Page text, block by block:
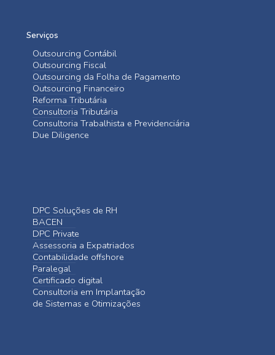
Serviços
Outsourcing Contábil
Outsourcing Fiscal
Outsourcing da Folha de Pagamento
Outsourcing Financeiro
Reforma Tributária
Consultoria Tributária
Consultoria Trabalhista e Previdenciária
Due Diligence
DPC Soluções de RH
BACEN
DPC Private
Assessoria a Expatriados
Contabilidade offshore
Paralegal
Certificado digital
Consultoria em Implantação
de Sistemas e Otimizações